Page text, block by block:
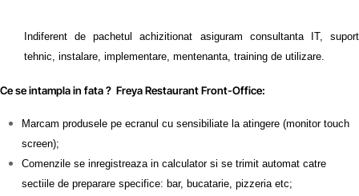
Indiferent de pachetul achizitionat asiguram consultanta IT, suport
tehnic, instalare, implementare, mentenanta, training de utilizare.
Ce se intampla in fata ? Freya Restaurant Front-Office:
Marcam produsele pe ecranul cu sensibiliate la atingere (monitor touch
screen);
Comenzile se inregistreaza in calculator si se trimit automat catre
sectiile de preparare specifice: bar, bucatarie, pizzeria etc;